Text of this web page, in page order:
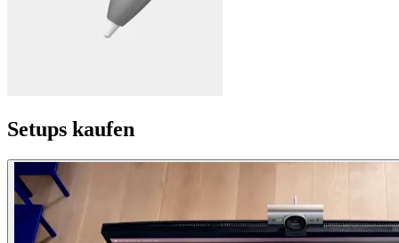
Setups kaufen